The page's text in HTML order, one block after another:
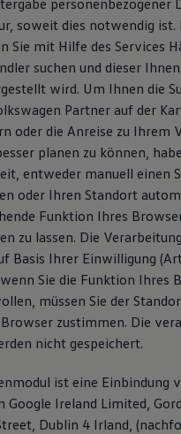
personenbezogener
soweit dies notwendig ist.
Sie mit Hilfe des Services
suchen und dieser
wird. Um Ihnen die
Partner auf der
oder die Anreise zu Ihrem
planen zu können,
entweder manuell einen
oder Ihren Standort
Funktion Ihres
zu lassen. Die
Basis Ihrer Einwilligung
wenn Sie die Funktion Ihres
müssen Sie der
zustimmen. Die
nicht gespeichert.
ist eine Einbindung
Google Ireland Limited,
Dublin 4 Irland,